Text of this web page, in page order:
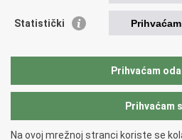
Creative Europe
EU National Institutes for Culture
Međunarodni centar za podvodnu
Statistički Prihvaćam
Prihvaćam
Prihvaćam
Na ovoj mrežnoj stranci koriste se